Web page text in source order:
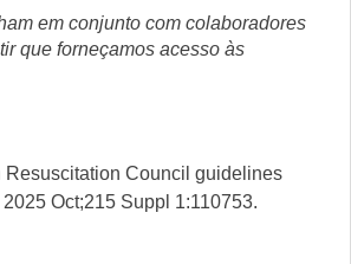
em conjunto com colaboradores
que forneçamos acesso às
Resuscitation Council guidelines
Oct;215 Suppl 1:110753.